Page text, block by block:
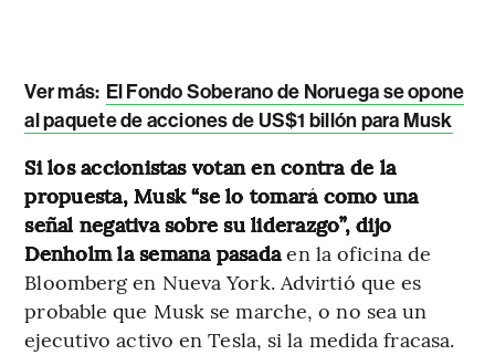
Ver más: El Fondo Soberano de Noruega se opone
al paquete de acciones de US$1 billón para Musk
Si los accionistas votan en contra de la
propuesta, Musk “se lo tomará como una
señal negativa sobre su liderazgo”, dijo
Denholm la semana pasadaen la oficina de
Bloomberg en Nueva York. Advirtió que es
probable que Musk se marche, o no sea un
ejecutivo activo en Tesla, si la medida fracasa.